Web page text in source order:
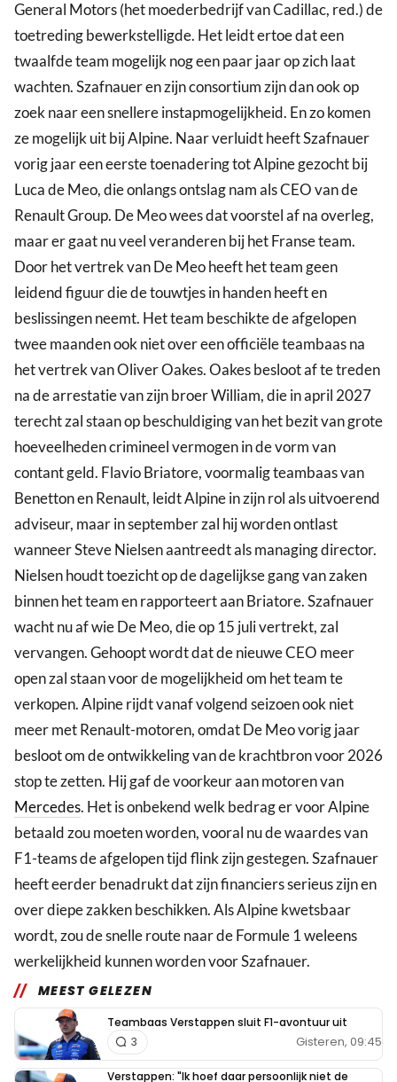
General Motors (het moederbedrijf van Cadillac, red.) de
toetreding bewerkstelligde. Het leidt ertoe dat een
twaalfde team mogelijk nog een paar jaar op zich laat
wachten. Szafnauer en zijn consortium zijn dan ook op
zoek naar een snellere instapmogelijkheid. En zo komen
ze mogelijk uit bij Alpine. Naar verluidt heeft Szafnauer
vorig jaar een eerste toenadering tot Alpine gezocht bij
Luca de Meo, die onlangs ontslag nam als CEO van de
Renault Group. De Meo wees dat voorstel af na overleg,
maar er gaat nu veel veranderen bij het Franse team.
Door het vertrek van De Meo heeft het team geen
leidend figuur die de touwtjes in handen heeft en
beslissingen neemt. Het team beschikte de afgelopen
twee maanden ook niet over een officiële teambaas na
het vertrek van Oliver Oakes. Oakes besloot af te treden
na de arrestatie van zijn broer William, die in april 2027
terecht zal staan op beschuldiging van het bezit van grote
hoeveelheden crimineel vermogen in de vorm van
contant geld. Flavio Briatore, voormalig teambaas van
Benetton en Renault, leidt Alpine in zijn rol als uitvoerend
adviseur, maar in september zal hij worden ontlast
wanneer Steve Nielsen aantreedt als managing director.
Nielsen houdt toezicht op de dagelijkse gang van zaken
binnen het team en rapporteert aan Briatore. Szafnauer
wacht nu af wie De Meo, die op 15 juli vertrekt, zal
vervangen. Gehoopt wordt dat de nieuwe CEO meer
open zal staan voor de mogelijkheid om het team te
verkopen. Alpine rijdt vanaf volgend seizoen ook niet
meer met Renault-motoren, omdat De Meo vorig jaar
besloot om de ontwikkeling van de krachtbron voor 2026
stop te zetten. Hij gaf de voorkeur aan motoren van
Mercedes. Het is onbekend welk bedrag er voor Alpine
betaald zou moeten worden, vooral nu de waardes van
F1-teams de afgelopen tijd flink zijn gestegen. Szafnauer
heeft eerder benadrukt dat zijn financiers serieus zijn en
over diepe zakken beschikken. Als Alpine kwetsbaar
wordt, zou de snelle route naar de Formule 1 weleens
werkelijkheid kunnen worden voor Szafnauer.
MEEST GELEZEN
Teambaas Verstappen sluit F1-avontuur uit
Gisteren, 09:45
3
Verstappen: "Ik hoef daar persoonlijk niet de